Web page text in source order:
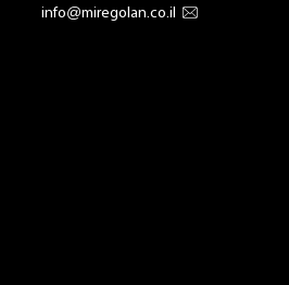
info@miregolan.co.il